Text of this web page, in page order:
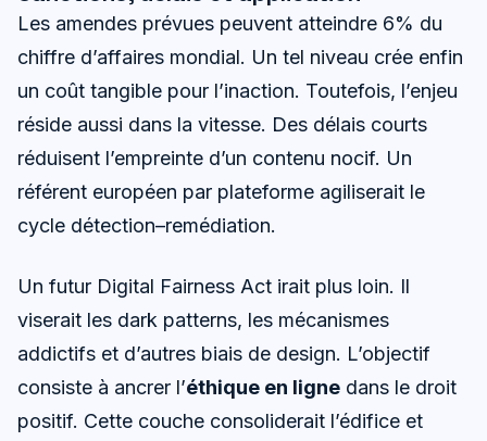
Les amendes prévues peuvent atteindre 6% du
chiffre d’affaires mondial. Un tel niveau crée enfin
un coût tangible pour l’inaction. Toutefois, l’enjeu
réside aussi dans la vitesse. Des délais courts
réduisent l’empreinte d’un contenu nocif. Un
référent européen par plateforme agiliserait le
cycle détection–remédiation.
Un futur Digital Fairness Act irait plus loin. Il
viserait les dark patterns, les mécanismes
addictifs et d’autres biais de design. L’objectif
consiste à ancrer l’éthique en ligne dans le droit
positif. Cette couche consoliderait l’édifice et